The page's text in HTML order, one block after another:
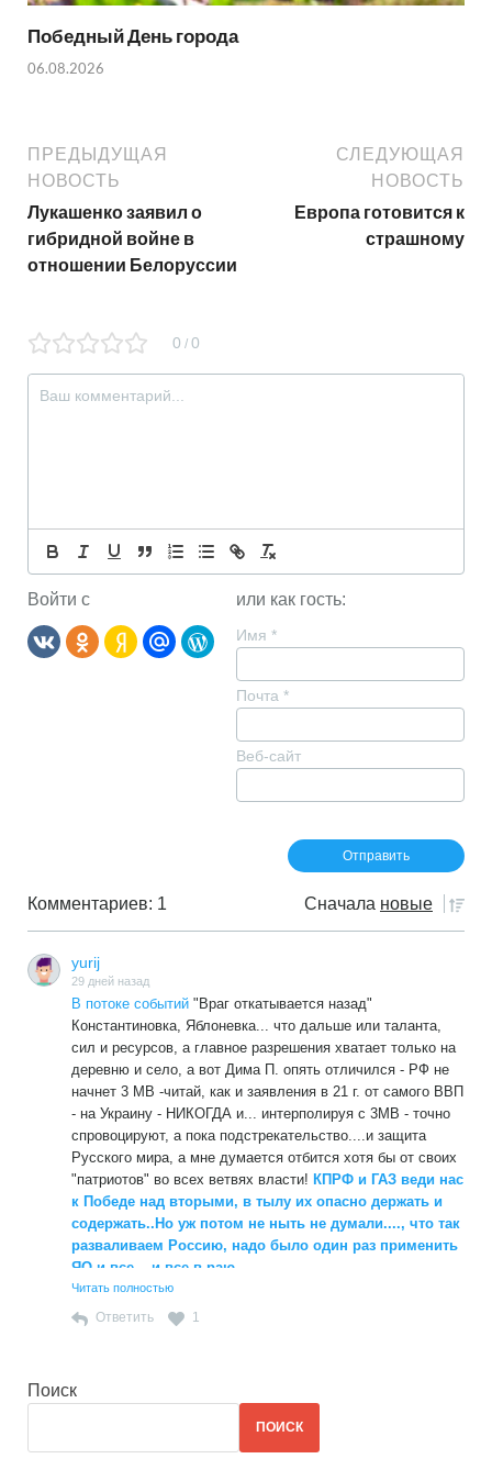
Победный День города
06.08.2026
ПРЕДЫДУЩАЯ
НОВОСТЬ
Лукашенко заявил о
гибридной войне в
отношении Белоруссии
СЛЕДУЮЩАЯ
НОВОСТЬ
Европа готовится к
страшному
0 / 0
Войти с или как гость:
Имя *
Почта *
Веб-сайт
Комментариев: 1 Сначала новые
yurij
29 дней назад
В потоке событий "Враг откатывается назад"
Константиновка, Яблоневка... что дальше или таланта,
сил и ресурсов, а главное разрешения хватает только на
деревню и село, а вот Дима П. опять отличился - РФ не
начнет 3 МВ -читай, как и заявления в 21 г. от самого ВВП
- на Украину - НИКОГДА и... интерполируя с 3МВ - точно
спровоцируют, а пока подстрекательство....и защита
Русского мира, а мне думается отбится хотя бы от своих
"патриотов" во всех ветвях власти! КПРФ и ГАЗ веди нас
к Победе над вторыми, в тылу их опасно держать и
содержать..Но уж потом не ныть не думали...., что так
разваливаем Россию, надо было один раз применить
ЯО и все....и все в раю....
Читать полностью
Ответить 1
Поиск
ПОИСК